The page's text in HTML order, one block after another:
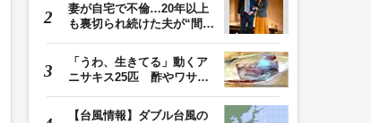
妻が自宅で不倫…20年以上
も裏切られ続けた夫が“間
「うわ、生きてる」動くア
ニサキス25匹 酢やワサビ
【台風情報】ダブル台風の